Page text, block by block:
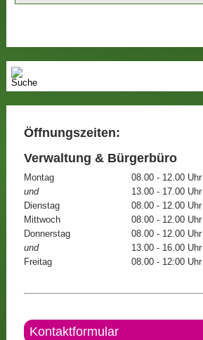
Öffnungszeiten:
Verwaltung & Bürgerbüro
Montag
08.00 - 12.00 Uhr
und
13.00 - 17.00 Uhr
Dienstag
08.00 - 12.00 Uhr
Mittwoch
08.00 - 12.00 Uhr
Donnerstag
08.00 - 12.00 Uhr
und
13.00 - 16.00 Uhr
Freitag
08.00 - 12:00 Uhr
Kontaktformular